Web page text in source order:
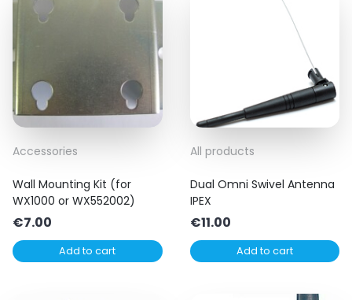
Accessories
Wall Mounting Kit (for
WX1000 or WX552002)
€7.00
Add to cart
All products
Dual Omni Swivel Antenna
IPEX
€11.00
Add to cart